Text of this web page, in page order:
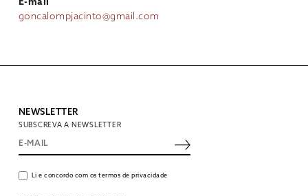
E-mail
goncalompjacinto@gmail.com
NEWSLETTER
SUBSCREVA A NEWSLETTER
Li e concordo com os termos de privacidade